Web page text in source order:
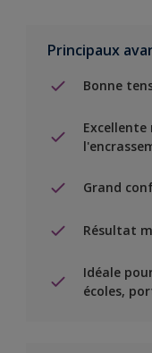
Principaux
Bonne
Excellente
Grand
Résultat
Idéale
écoles,